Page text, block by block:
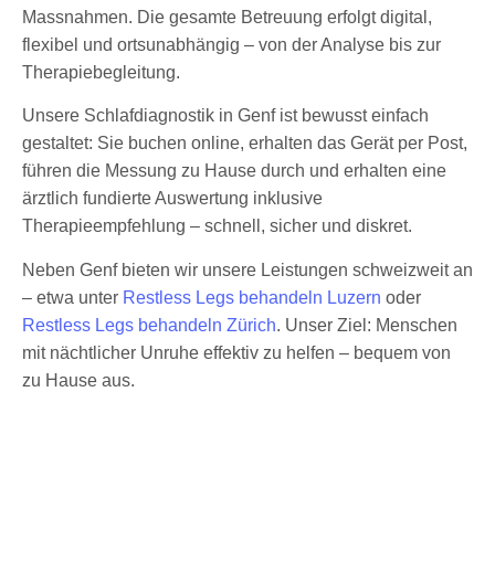
Massnahmen. Die gesamte Betreuung erfolgt digital,
flexibel und ortsunabhängig – von der Analyse bis zur
Therapiebegleitung.
Unsere Schlafdiagnostik in Genf ist bewusst einfach
gestaltet: Sie buchen online, erhalten das Gerät per Post,
führen die Messung zu Hause durch und erhalten eine
ärztlich fundierte Auswertung inklusive
Therapieempfehlung – schnell, sicher und diskret.
Neben Genf bieten wir unsere Leistungen schweizweit an
– etwa unter Restless Legs behandeln Luzern oder
Restless Legs behandeln Zürich. Unser Ziel: Menschen
mit nächtlicher Unruhe effektiv zu helfen – bequem von
zu Hause aus.